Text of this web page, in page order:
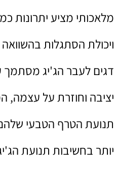
מלאכותי מציע יתרונות
ויכולת הסתגלות בהשוואה
דגים לעבר הג'יג מסתמך
יציבה וחוזרת על עצמה,
תנועת הטרף הטבעי
יותר בחשיבות תנועת